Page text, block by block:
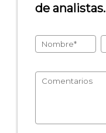
de analistas.